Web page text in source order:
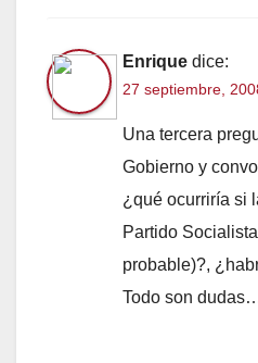
Enrique dice:
27 septiembre,
Una tercera
Gobierno y
¿qué ocurriría si
Partido
probable)?,
Todo son